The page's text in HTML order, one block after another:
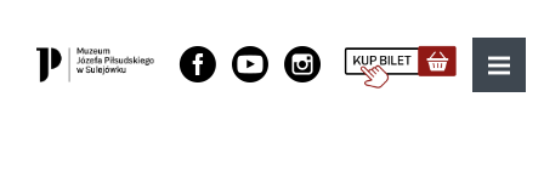
Muzeum Józefa Piłsudskiego w Sulejówku
MENU